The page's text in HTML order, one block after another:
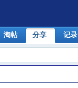
淘帖 分享 记录